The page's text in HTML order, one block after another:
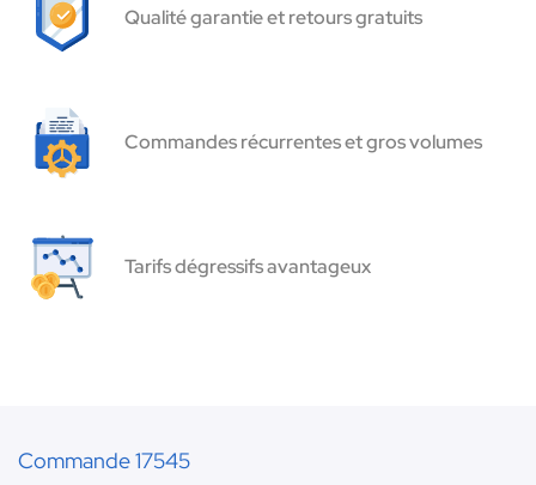
Qualité garantie et retours gratuits
Commandes récurrentes et gros volumes
Tarifs dégressifs avantageux
Commande 17545